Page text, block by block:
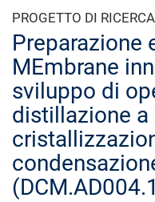
PROGETTO DI RICERCA
Preparazione
MEmbrane
sviluppo di
distillazione a